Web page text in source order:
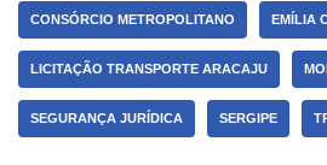
CONSÓRCIO METROPOLITANO EMÍLIA
LICITAÇÃO TRANSPORTE ARACAJU
SEGURANÇA JURÍDICA SERGIPE